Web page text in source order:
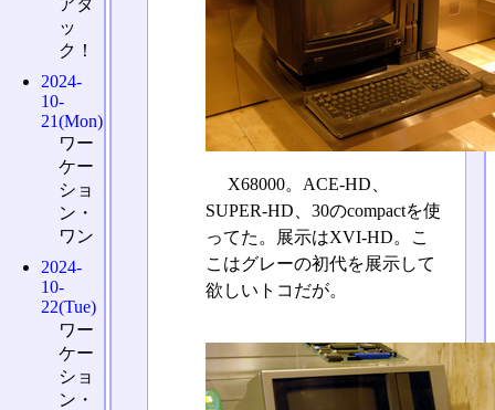
X68000。ACE-HD、
SUPER-HD、30のcompactを使
ってた。展示はXVI-HD。こ
こはグレーの初代を展示して
欲しいトコだが。
ッ
ク！
2024-
10-
21(Mon)
ワー
ケー
ショ
ン・
ワン
2024-
10-
22(Tue)
ワー
ケー
ショ
ン・